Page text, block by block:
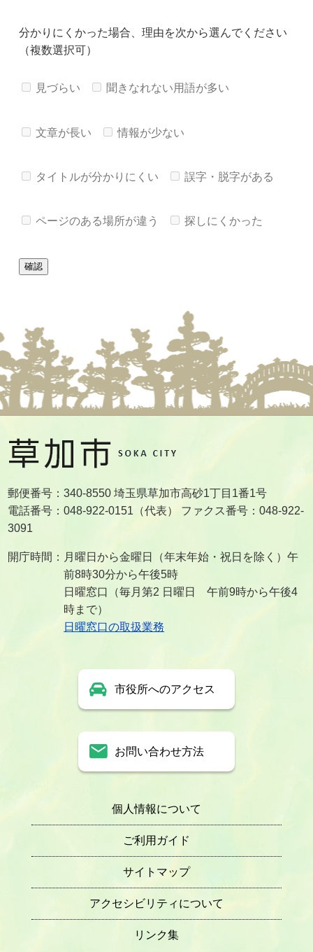
分かりにくかった場合、理由を次から選んでください
（複数選択可）
見づらい 聞きなれない用語が多い
文章が長い 情報が少ない
タイトルが分かりにくい 誤字・脱字がある
ページのある場所が違う 探しにくかった
郵便番号：340-8550 埼玉県草加市高砂1丁目1番1号
電話番号：048-922-0151（代表） ファクス番号：048-922-
3091
開庁時間：月曜日から金曜日（年末年始・祝日を除く）午
前8時30分から午後5時
日曜窓口（毎月第2 日曜日 午前9時から午後4
時まで）
日曜窓口の取扱業務
市役所へのアクセス
お問い合わせ方法
個人情報について
ご利用ガイド
サイトマップ
アクセシビリティについて
リンク集